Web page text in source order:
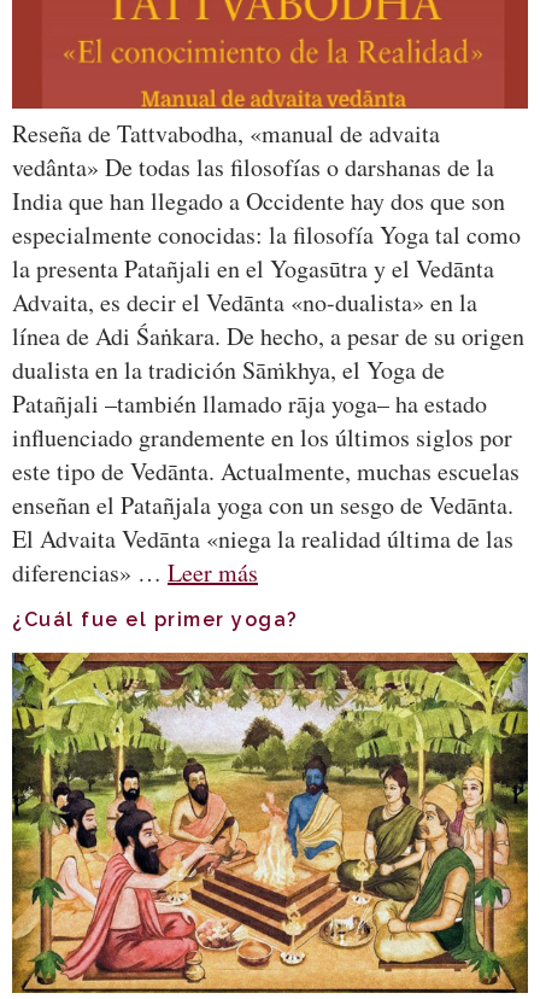
Reseña de Tattvabodha, «manual de advaita
vedânta» De todas las filosofías o darshanas de la
India que han llegado a Occidente hay dos que son
especialmente conocidas: la filosofía Yoga tal como
la presenta Patañjali en el Yogasūtra y el Vedānta
Advaita, es decir el Vedānta «no-dualista» en la
línea de Adi Śaṅkara. De hecho, a pesar de su origen
dualista en la tradición Sāṁkhya, el Yoga de
Patañjali –también llamado rāja yoga– ha estado
influenciado grandemente en los últimos siglos por
este tipo de Vedānta. Actualmente, muchas escuelas
enseñan el Patañjala yoga con un sesgo de Vedānta.
El Advaita Vedānta «niega la realidad última de las
diferencias» … Leer más
¿Cuál fue el primer yoga?